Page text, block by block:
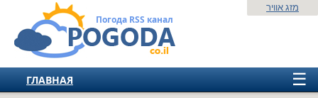
Погода RSS канал
מזג אוויר
☰
ГЛАВНАЯ